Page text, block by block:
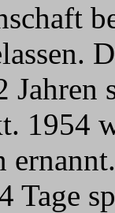
Jahren
1954
Tage